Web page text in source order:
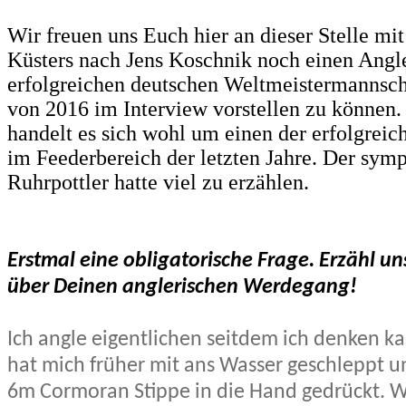
Wir freuen uns Euch hier an dieser Stelle
Küsters nach Jens Koschnik noch einen
erfolgreichen deutschen
von 2016 im Interview vorstellen zu
handelt es sich wohl um einen der
im Feederbereich der letzten Jahre. Der
Ruhrpottler hatte viel zu erzählen.
Erstmal eine obligatorische Frage. Erzähl
über Deinen anglerischen Werdegang!
Ich angle eigentlichen seitdem ich denken
hat mich früher mit ans Wasser geschleppt
6m Cormoran Stippe in die Hand gedrückt.